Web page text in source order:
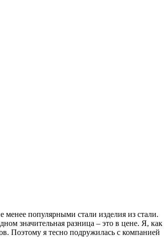
менее популярными стали изделия из стали.
значительная разница – это в цене. Я, как
Поэтому я тесно подружилась с компанией